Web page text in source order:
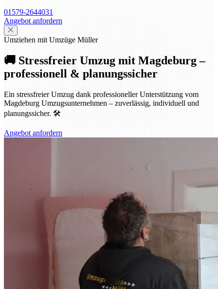
01579-2644031
Angebot anfordern
Umziehen mit Umzüge Müller
🚚 Stressfreier Umzug mit Magdeburg –
professionell & planungssicher
Ein stressfreier Umzug dank professioneller Unterstützung vom
Magdeburg Umzugsunternehmen – zuverlässig, individuell und
planungssicher. 🛠️
Angebot anfordern